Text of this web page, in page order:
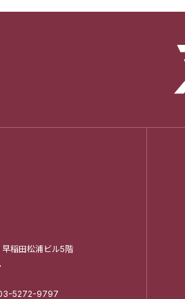
早稲田松浦ビル5階
5272-9797